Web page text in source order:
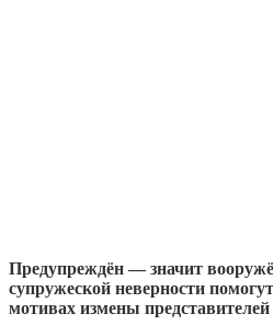
Предупреждён — значит
супружеской неверности
мотивах измены представителей